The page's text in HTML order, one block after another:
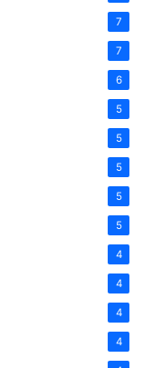
7
7
6
5
5
5
5
5
4
4
4
4